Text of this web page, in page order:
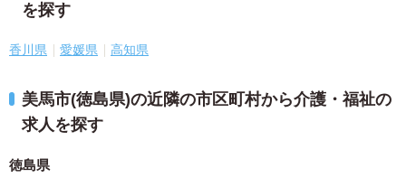
を探す
香川県 愛媛県 高知県
美馬市(徳島県)の近隣の市区町村から介護・福祉の
求人を探す
徳島県